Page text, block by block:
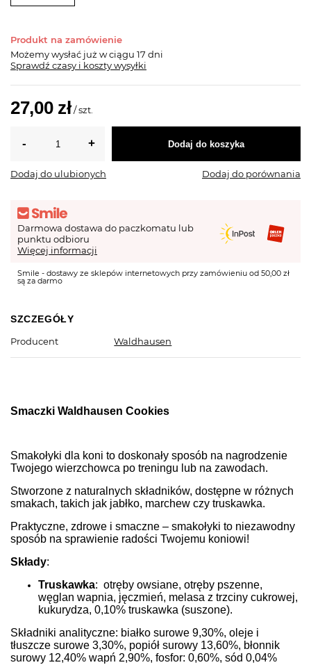
Produkt na zamówienie
Możemy wysłać już w ciągu 17 dni
Sprawdź czasy i koszty wysyłki
27,00 zł /szt.
Dodaj do koszyka
Dodaj do ulubionych Dodaj do porównania
Darmowa dostawa do paczkomatu lub
punktu odbioru
Więcej informacji
Smile - dostawy ze sklepów internetowych przy zamówieniu od 50,00 zł
są za darmo
SZCZEGÓŁY
Producent
Waldhausen
Smaczki Waldhausen Cookies
Smakołyki dla koni to doskonały sposób na nagrodzenie
Twojego wierzchowca po treningu lub na zawodach.
Stworzone z naturalnych składników, dostępne w różnych
smakach, takich jak jabłko, marchew czy truskawka.
Praktyczne, zdrowe i smaczne – smakołyki to niezawodny
sposób na sprawienie radości Twojemu koniowi!
Składy:
Truskawka: otręby owsiane, otręby pszenne,
węglan wapnia, jęczmień, melasa z trzciny cukrowej,
kukurydza, 0,10% truskawka (suszone).
Składniki analityczne: białko surowe 9,30%, oleje i
tłuszcze surowe 3,30%, popiół surowy 13,60%, błonnik
surowy 12,40% wapń 2,90%, fosfor: 0,60%, sód 0,04%